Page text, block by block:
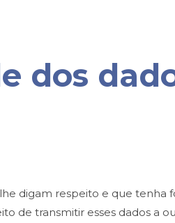
dos
digam respeito e que
de transmitir esses dados a